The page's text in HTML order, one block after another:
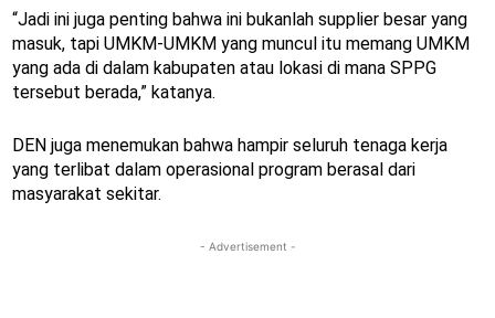
“Jadi ini juga penting bahwa ini bukanlah supplier besar yang
masuk, tapi UMKM-UMKM yang muncul itu memang UMKM
yang ada di dalam kabupaten atau lokasi di mana SPPG
tersebut berada,” katanya.
DEN juga menemukan bahwa hampir seluruh tenaga kerja
yang terlibat dalam operasional program berasal dari
masyarakat sekitar.
- Advertisement -